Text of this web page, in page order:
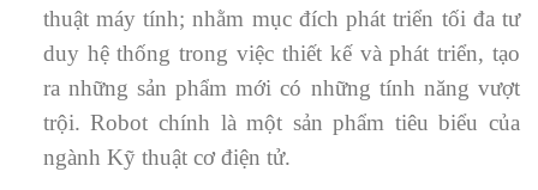
thuật máy tính; nhằm mục đích phát triển tối đa tư
duy hệ thống trong việc thiết kế và phát triển, tạo
ra những sản phẩm mới có những tính năng vượt
trội. Robot chính là một sản phẩm tiêu biểu của
ngành Kỹ thuật cơ điện tử.